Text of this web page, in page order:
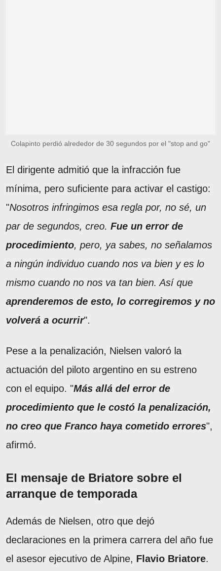
Colapinto perdió alrededor de 30 segundos por el "stop and go"
El dirigente admitió que la infracción fue
mínima, pero suficiente para activar el castigo:
"Nosotros infringimos esa regla por, no sé, un
par de segundos, creo. Fue un error de
procedimiento, pero, ya sabes, no señalamos
a ningún individuo cuando nos va bien y es lo
mismo cuando no nos va tan bien. Así que
aprenderemos de esto, lo corregiremos y no
volverá a ocurrir".
Pese a la penalización, Nielsen valoró la
actuación del piloto argentino en su estreno
con el equipo. "Más allá del error de
procedimiento que le costó la penalización,
no creo que Franco haya cometido errores",
afirmó.
El mensaje de Briatore sobre el
arranque de temporada
Además de Nielsen, otro que dejó
declaraciones en la primera carrera del año fue
el asesor ejecutivo de Alpine, Flavio Briatore.